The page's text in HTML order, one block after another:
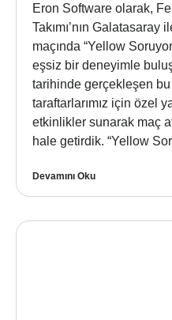
Eron Software olarak,
Takımı’nın Galatasaray
maçında “Yellow
eşsiz bir deneyimle
tarihinde gerçekleşen
taraftarlarımız için özel
etkinlikler sunarak maç
hale getirdik. “Yellow
Devamını Oku